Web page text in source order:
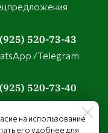
520-73-43
/Telegram
520-73-40
/Telegram
на использование
его удобнее для